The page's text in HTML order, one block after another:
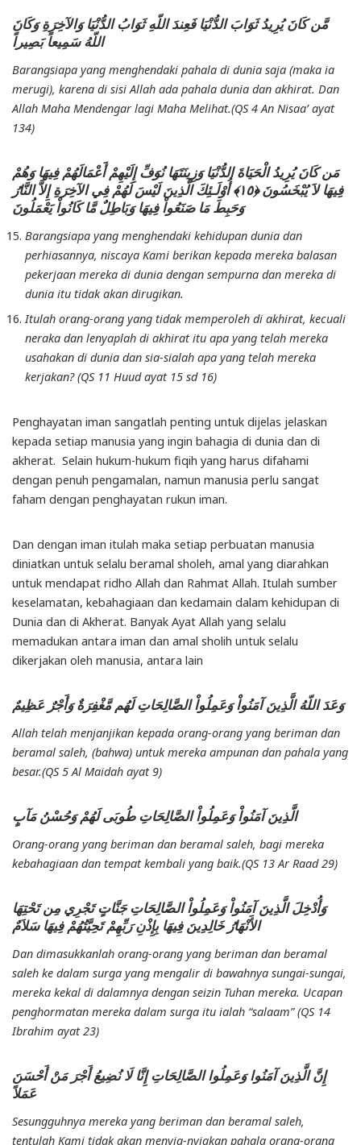
مَّن كَانَ يُرِيدُ ثَوَابَ الدُّنْيَا فَعِندَ اللّهِ ثَوَابُ الدُّنْيَا وَالآخِرَةِ وَكَانَ
اللّهُ سَمِيعاً بَصِيراً
Barangsiapa yang menghendaki pahala di dunia saja (maka ia
merugi), karena di sisi Allah ada pahala dunia dan akhirat. Dan
Allah Maha Mendengar lagi Maha Melihat.(QS 4 An Nisaa’ ayat
134)
مَن كَانَ يُرِيدُ الْحَيَاةَ الدُّنْيَا وَزِينَتَهَا نُوَفِّ إِلَيْهِمْ أَعْمَالَهُمْ فِيهَا وَهُمْ
فِيهَا لاَ يُبْخَسُونَ ﴿١٥﴾ أُوْلَـئِكَ الَّذِينَ لَيْسَ لَهُمْ فِي الآخِرَةِ إِلاَّ النَّارُ
وَحَبِطَ مَا صَنَعُواْ فِيهَا وَبَاطِلٌ مَّا كَانُواْ يَعْمَلُونَ
Barangsiapa yang menghendaki kehidupan dunia dan
perhiasannya, niscaya Kami berikan kepada mereka balasan
pekerjaan mereka di dunia dengan sempurna dan mereka di
dunia itu tidak akan dirugikan.
Itulah orang-orang yang tidak memperoleh di akhirat, kecuali
neraka dan lenyaplah di akhirat itu apa yang telah mereka
usahakan di dunia dan sia-sialah apa yang telah mereka
kerjakan? (QS 11 Huud ayat 15 sd 16)
Penghayatan iman sangatlah penting untuk dijelas jelaskan
kepada setiap manusia yang ingin bahagia di dunia dan di
akherat. Selain hukum-hukum fiqih yang harus difahami
dengan penuh pengamalan, namun manusia perlu sangat
faham dengan penghayatan rukun iman.
Dan dengan iman itulah maka setiap perbuatan manusia
diniatkan untuk selalu beramal sholeh, amal yang diarahkan
untuk mendapat ridho Allah dan Rahmat Allah. Itulah sumber
keselamatan, kebahagiaan dan kedamain dalam kehidupan di
Dunia dan di Akherat. Banyak Ayat Allah yang selalu
memadukan antara iman dan amal sholih untuk selalu
dikerjakan oleh manusia, antara lain
وَعَدَ اللّهُ الَّذِينَ آمَنُواْ وَعَمِلُواْ الصَّالِحَاتِ لَهُم مَّغْفِرَةٌ وَأَجْرٌ عَظِيمٌ
Allah telah menjanjikan kepada orang-orang yang beriman dan
beramal saleh, (bahwa) untuk mereka ampunan dan pahala yang
besar.(QS 5 Al Maidah ayat 9)
الَّذِينَ آمَنُواْ وَعَمِلُواْ الصَّالِحَاتِ طُوبَى لَهُمْ وَحُسْنُ مَآبٍ
Orang-orang yang beriman dan beramal saleh, bagi mereka
kebahagiaan dan tempat kembali yang baik.(QS 13 Ar Raad 29)
وَأُدْخِلَ الَّذِينَ آمَنُواْ وَعَمِلُواْ الصَّالِحَاتِ جَنَّاتٍ تَجْرِي مِن تَحْتِهَا
الأَنْهَارُ خَالِدِينَ فِيهَا بِإِذْنِ رَبِّهِمْ تَحِيَّتُهُمْ فِيهَا سَلاَمٌ
Dan dimasukkanlah orang-orang yang beriman dan beramal
saleh ke dalam surga yang mengalir di bawahnya sungai-sungai,
mereka kekal di dalamnya dengan seizin Tuhan mereka. Ucapan
penghormatan mereka dalam surga itu ialah “salaam” (QS 14
Ibrahim ayat 23)
إِنَّ الَّذِينَ آمَنُوا وَعَمِلُوا الصَّالِحَاتِ إِنَّا لَا نُضِيعُ أَجْرَ مَنْ أَحْسَنَ
عَمَلاً
Sesungguhnya mereka yang beriman dan beramal saleh,
tentulah Kami tidak akan menyia-nyiakan pahala orang-orang